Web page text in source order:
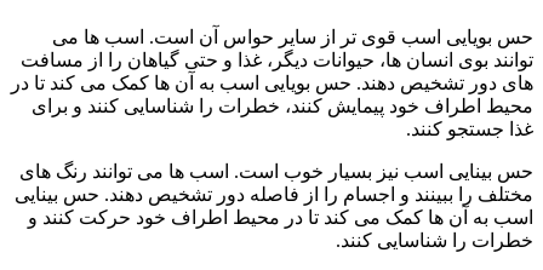
حس بویایی اسب قوی تر از سایر حواس آن است. اسب ها می
توانند بوی انسان ها، حیوانات دیگر، غذا و حتی گیاهان را از مسافت
های دور تشخیص دهند. حس بویایی اسب به آن ها کمک می کند تا در
محیط اطراف خود پیمایش کنند، خطرات را شناسایی کنند و برای
غذا جستجو کنند.
حس بینایی اسب نیز بسیار خوب است. اسب ها می توانند رنگ های
مختلف را ببینند و اجسام را از فاصله دور تشخیص دهند. حس بینایی
اسب به آن ها کمک می کند تا در محیط اطراف خود حرکت کنند و
خطرات را شناسایی کنند.